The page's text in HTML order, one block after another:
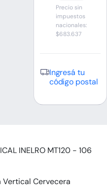
Precio sin
impuestos
nacionales:
$683.637
Ingresá tu
código postal
INELRO MT120 - 106
Vertical Cervecera